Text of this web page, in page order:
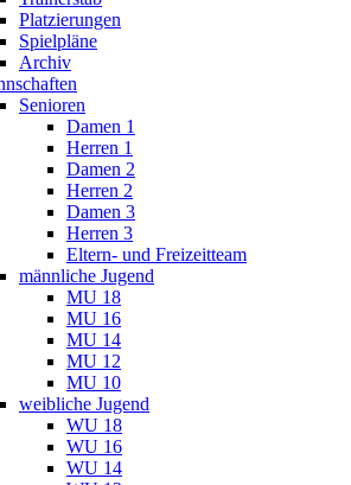
Platzierungen
Spielpläne
Archiv
Senioren
Damen 1
Herren 1
Damen 2
Herren 2
Damen 3
Herren 3
Eltern- und Freizeitteam
männliche Jugend
MU 18
MU 16
MU 14
MU 12
MU 10
weibliche Jugend
WU 18
WU 16
WU 14